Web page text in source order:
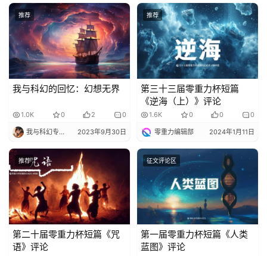
推荐
我与科幻的回忆：幻想无界
1.0K 0 2 0
我与科幻专栏小编 2023年9月30日
推荐
第三十三届零重力杯短篇
《逆海（上）》评论
1.6K 0 0 0
零重力编辑部 2024年1月11日
推荐
第二十届零重力杯短篇《咒
语》评论
征文评论区
第一届零重力杯短篇《人类
蓝图》评论